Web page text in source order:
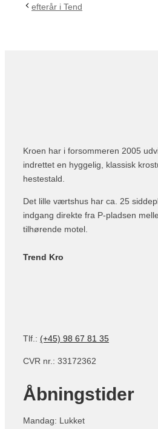
efterår i Tend
Kroen har i forsommeren 2005
indrettet en hyggelig, klassisk
hestestald.
Det lille værtshus har ca. 25
indgang direkte fra P-pladsen
tilhørende motel.
Trend Kro
Tlf.: (+45) 98 67 81 35
CVR nr.: 33172362
Åbningstider
Mandag: Lukket